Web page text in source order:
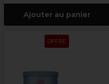
Ajouter au panier
OFFRE